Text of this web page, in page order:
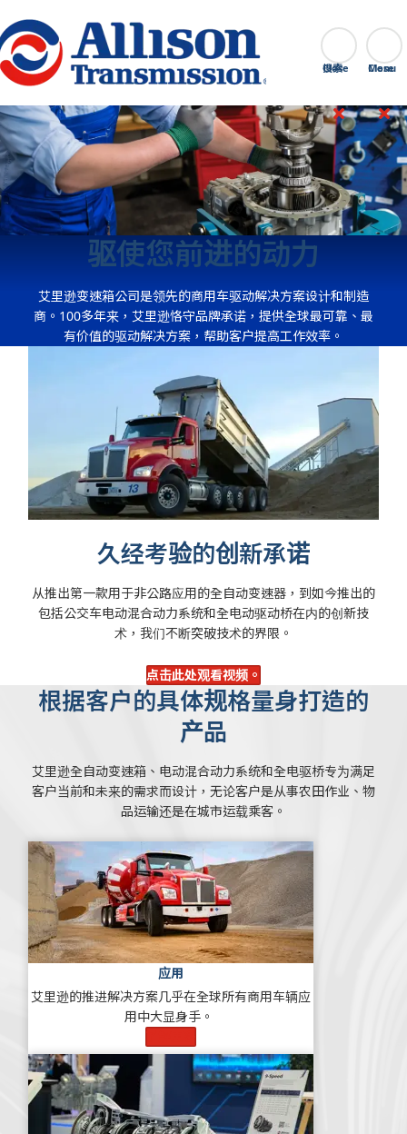
Go Home 搜索
Close
驱使您前进的动力
艾里逊变速箱公司是领先的商用车驱动解决方案设计和制造
商。100多年来，艾里逊恪守品牌承诺，提供全球最可靠、最
有价值的驱动解决方案，帮助客户提高工作效率。
久经考验的创新承诺
从推出第一款用于非公路应用的全自动变速器，到如今推出的
包括公交车电动混合动力系统和全电动驱动桥在内的创新技
术，我们不断突破技术的界限。
点击此处观看视频。
根据客户的具体规格量身打造的
产品
艾里逊全自动变速箱、电动混合动力系统和全电驱桥专为满足
客户当前和未来的需求而设计，无论客户是从事农田作业、物
品运输还是在城市运载乘客。
应用
艾里逊的推进解决方案几乎在全球所有商用车辆应
用中大显身手。